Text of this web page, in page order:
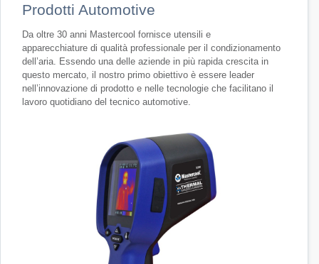
Prodotti Automotive
Da oltre 30 anni Mastercool fornisce utensili e
apparecchiature di qualità professionale per il condizionamento
dell’aria. Essendo una delle aziende in più rapida crescita in
questo mercato, il nostro primo obiettivo è essere leader
nell’innovazione di prodotto e nelle tecnologie che facilitano il
lavoro quotidiano del tecnico automotive.